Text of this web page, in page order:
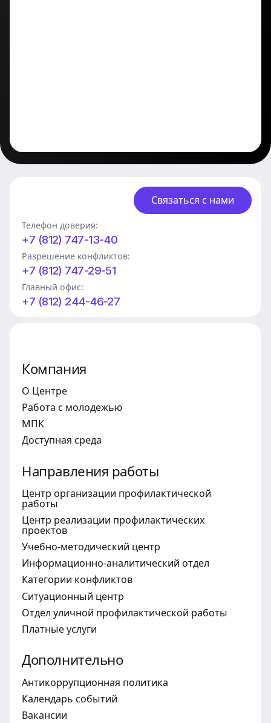
Связаться с нами
Телефон доверия:
+7 (812) 747-13-40
Разрешение конфликтов:
+7 (812) 747-29-51
Главный офис:
+7 (812) 244-46-27
Компания
О Центре
Работа с молодежью
МПК
Доступная среда
Направления работы
Центр организации профилактической
работы
Центр реализации профилактических
проектов
Учебно-методический центр
Информационно-аналитический отдел
Категории конфликтов
Ситуационный центр
Отдел уличной профилактической работы
Платные услуги
Дополнительно
Антикоррупционная политика
Календарь событий
Вакансии